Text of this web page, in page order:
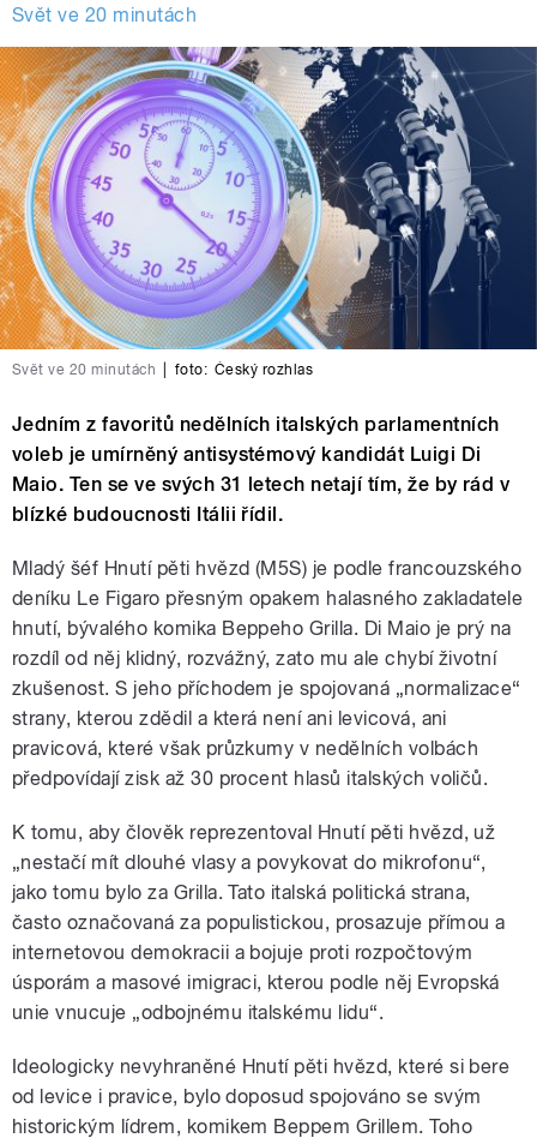
Svět ve 20 minutách
Svět ve 20 minutách foto: Český rozhlas
Jedním z favoritů nedělních italských parlamentních
voleb je umírněný antisystémový kandidát Luigi Di
Maio. Ten se ve svých 31 letech netají tím, že by rád v
blízké budoucnosti Itálii řídil.
Mladý šéf Hnutí pěti hvězd (M5S) je podle francouzského
deníku Le Figaro přesným opakem halasného zakladatele
hnutí, bývalého komika Beppeho Grilla. Di Maio je prý na
rozdíl od něj klidný, rozvážný, zato mu ale chybí životní
zkušenost. S jeho příchodem je spojovaná „normalizace“
strany, kterou zdědil a která není ani levicová, ani
pravicová, které však průzkumy v nedělních volbách
předpovídají zisk až 30 procent hlasů italských voličů.
K tomu, aby člověk reprezentoval Hnutí pěti hvězd, už
„nestačí mít dlouhé vlasy a povykovat do mikrofonu“,
jako tomu bylo za Grilla. Tato italská politická strana,
často označovaná za populistickou, prosazuje přímou a
internetovou demokracii a bojuje proti rozpočtovým
úsporám a masové imigraci, kterou podle něj Evropská
unie vnucuje „odbojnému italskému lidu“.
Ideologicky nevyhraněné Hnutí pěti hvězd, které si bere
od levice i pravice, bylo doposud spojováno se svým
historickým lídrem, komikem Beppem Grillem. Toho